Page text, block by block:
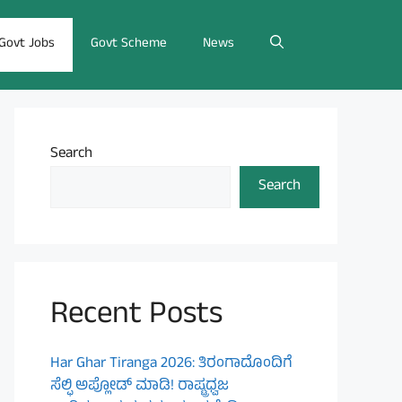
Jobs Govt Scheme News
Search
Search
Recent Posts
Har Ghar Tiranga 2026: ತಿರಂಗಾದೊಂದಿಗೆ
ಸೆಲ್ಫಿ ಅಪ್ಲೋಡ್ ಮಾಡಿ! ರಾಷ್ಟ್ರಧ್ವಜ